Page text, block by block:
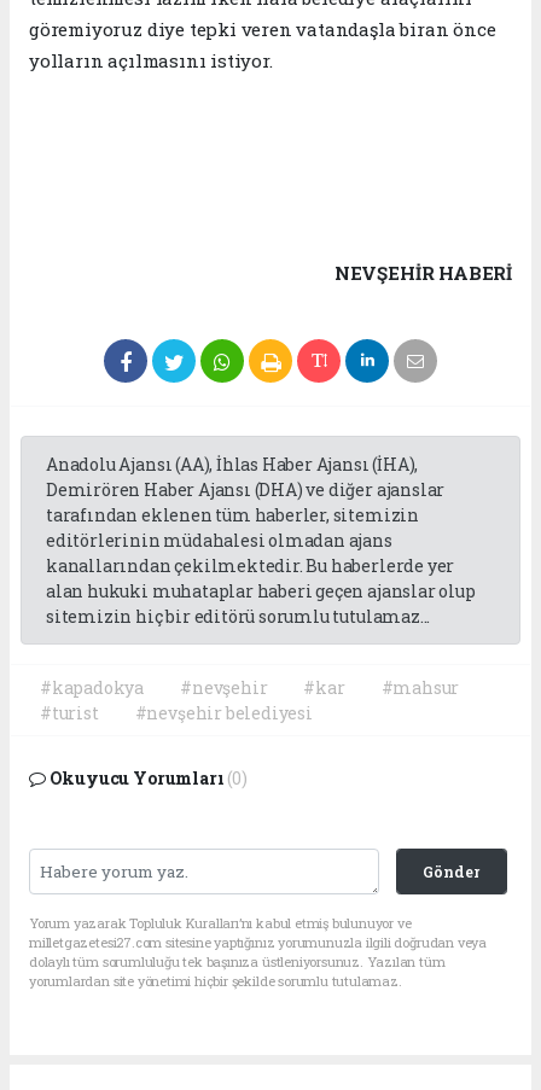
göremiyoruz diye tepki veren vatandaşla biran önce
yolların açılmasını istiyor.
NEVŞEHIR HABERİ
Anadolu Ajansı (AA), İhlas Haber Ajansı (İHA),
Demirören Haber Ajansı (DHA) ve diğer ajanslar
tarafından eklenen tüm haberler, sitemizin
editörlerinin müdahalesi olmadan ajans
kanallarından çekilmektedir. Bu haberlerde yer
alan hukuki muhataplar haberi geçen ajanslar olup
sitemizin hiç bir editörü sorumlu tutulamaz...
#kapadokya #nevşehir #kar
#mahsur
#turist
#nevşehir belediyesi
Okuyucu Yorumları (0)
Gönder
Yorum yazarak Topluluk Kuralları’nı kabul etmiş bulunuyor ve
milletgazetesi27.com sitesine yaptığınız yorumunuzla ilgili doğrudan veya
dolaylı tüm sorumluluğu tek başınıza üstleniyorsunuz. Yazılan tüm
yorumlardan site yönetimi hiçbir şekilde sorumlu tutulamaz.